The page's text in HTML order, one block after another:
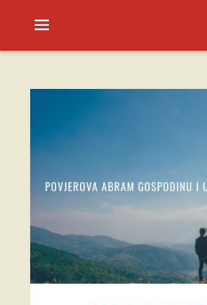
SAGUD.XYZ